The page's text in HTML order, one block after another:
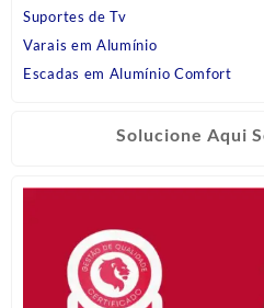
Suportes de Tv
Varais em Alumínio
Escadas em Alumínio Comfort
Solucione Aqui